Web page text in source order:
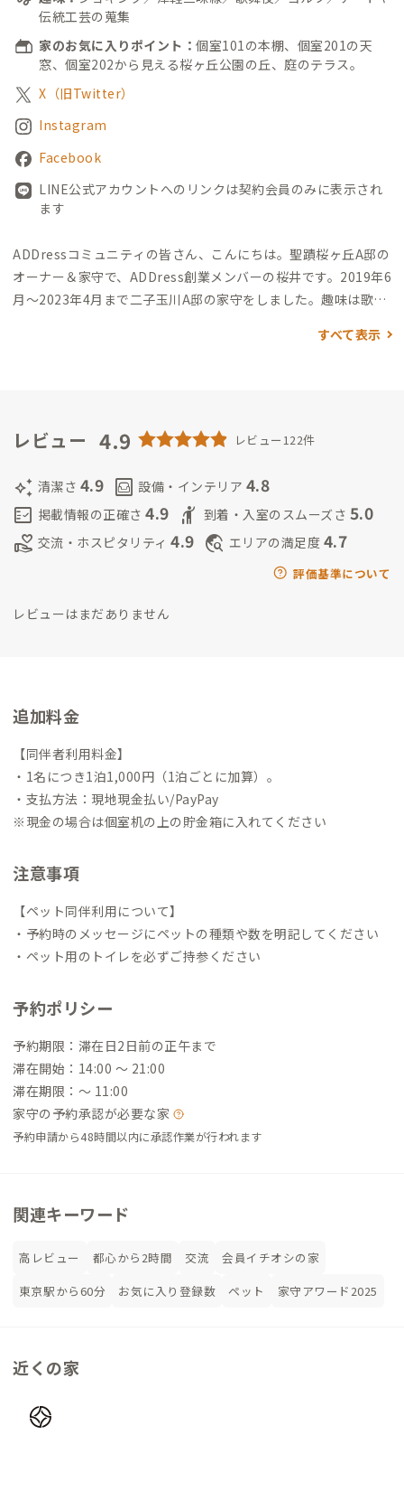
伝統工芸の蒐集
家のお気に入りポイント： 個室101の本棚、個室201の天
窓、個室202から見える桜ヶ丘公園の丘、庭のテラス。
X（旧Twitter）
Instagram
Facebook
LINE公式アカウントへのリンクは契約会員のみに表示され
ます
ADDressコミュニティの皆さん、こんにちは。 聖蹟桜ヶ丘A邸の
オーナー＆家守で、ADDress創業メンバーの桜井です。2019年6
月〜2023年4月まで二子玉川A邸の家守をしました。 趣味は歌舞
出身は埼玉県ですが、大学からずっと東京
（ボンベイ）の男の子でサブ家守の「るい」と一緒に、皆さん
すべて表示
レビュー 4.9 レビュー122件
auto_awesome 清潔さ 4.9 living 設備・インテリア 4.8
fact_check 掲載情報の正確さ 4.9 hail 到着・入室のスムーズさ 5.0
volunteer_activism 交流・ホスピタリティ 4.9 travel_explore エリアの満足度 4.7
評価基準について
レビューはまだありません
追加料金
【同伴者利用料金】
・1名につき1泊1,000円（1泊ごとに加算）。
・支払方法：現地現金払い/PayPay
※現金の場合は個室机の上の貯金箱に入れてください
注意事項
【ペット同伴利用について】
・予約時のメッセージにペットの種類や数を明記してください
・ペット用のトイレを必ずご持参ください
予約ポリシー
予約期限：滞在日2日前の正午まで
滞在開始：14:00 〜 21:00
滞在期限：〜 11:00
家守の予約承認が必要な家
予約申請から48時間以内に承認作業が行われます
関連キーワード
高レビュー 都心から2時間 交流
会員イチオシの家
東京駅から60分
お気に入り登録数 ペット 家守アワード2025
近くの家